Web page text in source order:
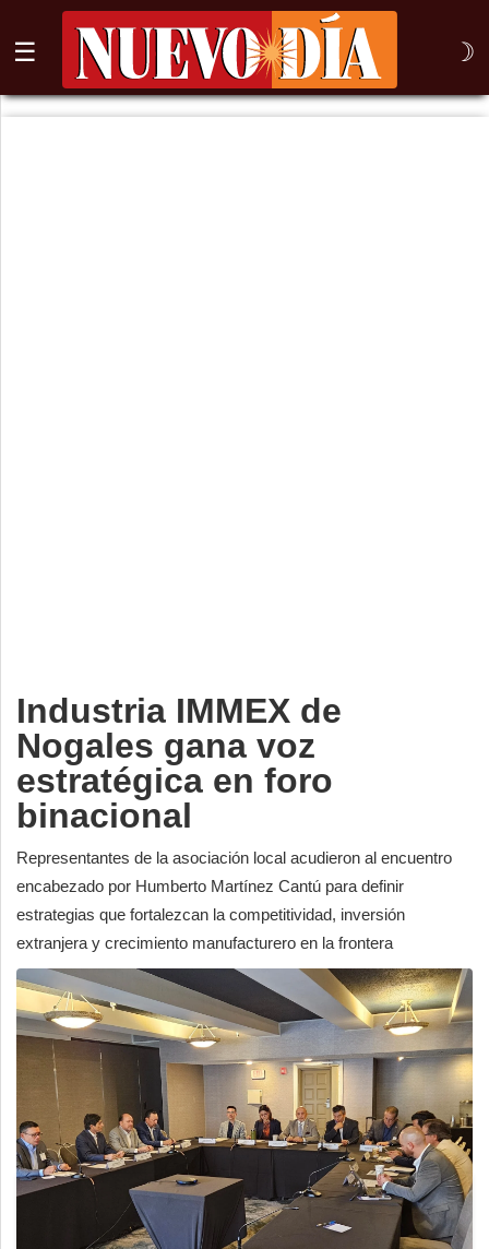
☰ ☽
⌕
Industria IMMEX de
Nogales gana voz
estratégica en foro
binacional
Representantes de la asociación local acudieron al encuentro
encabezado por Humberto Martínez Cantú para definir
estrategias que fortalezcan la competitividad, inversión
extranjera y crecimiento manufacturero en la frontera